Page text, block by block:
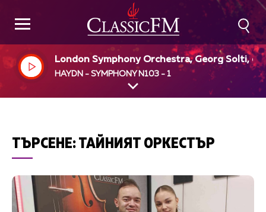
London Symphony Orchestra, Georg Solti, dir
HAYDN - SYMPHONY N103 - 1
ТЪРСЕНЕ:ТАЙНИЯТ ОРКЕСТЪР